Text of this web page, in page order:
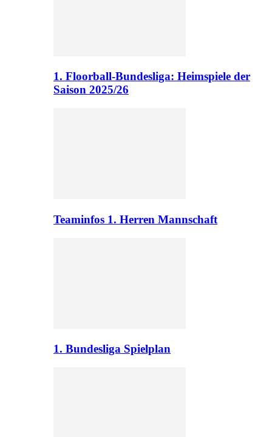
1. Floorball-Bundesliga: Heimspiele der
Saison 2025/26
Teaminfos 1. Herren Mannschaft
1. Bundesliga Spielplan